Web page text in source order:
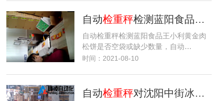
自动检重秤检测蓝阳食品王小利黄金肉松饼是否空袋或缺少数量
自动检重秤检测蓝阳食品王小利黄金肉
松饼是否空袋或缺少数量，自动…
时间：2021-08-10
自动检重秤对沈阳中街冰点城整箱冰淇淋缺件检测